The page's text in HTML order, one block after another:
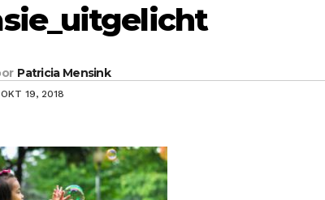
Patricia Mensink
OKT 19, 2018